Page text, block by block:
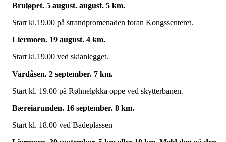
Bruløpet. 5 august. august. 5 km.
Start kl.19.00 på strandpromenaden foran Kongssenteret.
Liermoen. 19 august. 4 km.
Start kl.19.00 ved skianlegget.
Vardåsen. 2 september. 7 km.
Start kl. 19.00 på Røhneløkka oppe ved skytterbanen.
Bæreiarunden. 16 september. 8 km.
Start kl. 18.00 ved Badeplassen